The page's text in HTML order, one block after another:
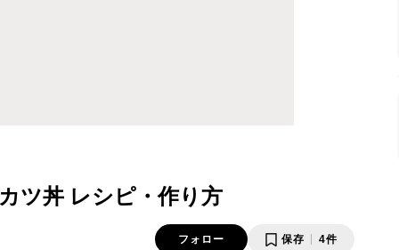
ツ丼 レシピ・作り方
フォロー 保存 4件